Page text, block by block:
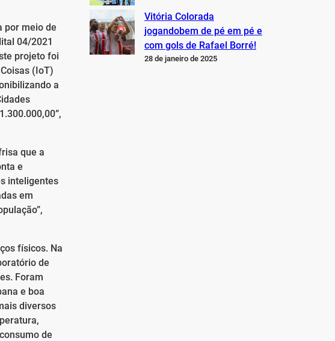
por meio de
04/2021
projeto foi
(IoT)
a
que a
e
inteligentes
em
físicos. Na
de
Foram
e boa
diversos
de
Vitória Colorada
jogandobem de pé em pé e
com gols de Rafael Borré!
28 de janeiro de 2025